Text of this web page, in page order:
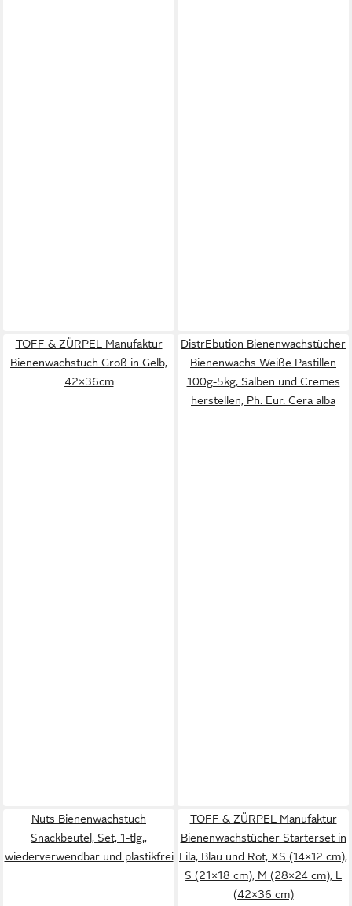
TOFF & ZÜRPEL Manufaktur
Bienenwachstuch Groß in Gelb,
42×36cm
DistrEbution Bienenwachstücher
Bienenwachs Weiße Pastillen
100g-5kg, Salben und Cremes
herstellen, Ph. Eur. Cera alba
Nuts Bienenwachstuch
Snackbeutel, Set, 1-tlg.,
wiederverwendbar und plastikfrei
TOFF & ZÜRPEL Manufaktur
Bienenwachstücher Starterset in
Lila, Blau und Rot, XS (14×12 cm),
S (21×18 cm), M (28×24 cm), L
(42×36 cm)